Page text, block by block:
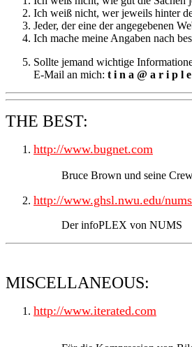
Ich weiß nicht, wer jeweils hinter
Jeder, der eine der angegebenen
Ich mache meine Angaben nach
Sollte jemand wichtige
E-Mail an mich: t i n a @ a r i p l
THE BEST:
http://www.bugnet.com
Bruce Brown und seine
http://www.ghsl.nwu.edu/
Der infoPLEX von NUMS
MISCELLANEOUS:
http://www.iterated.com